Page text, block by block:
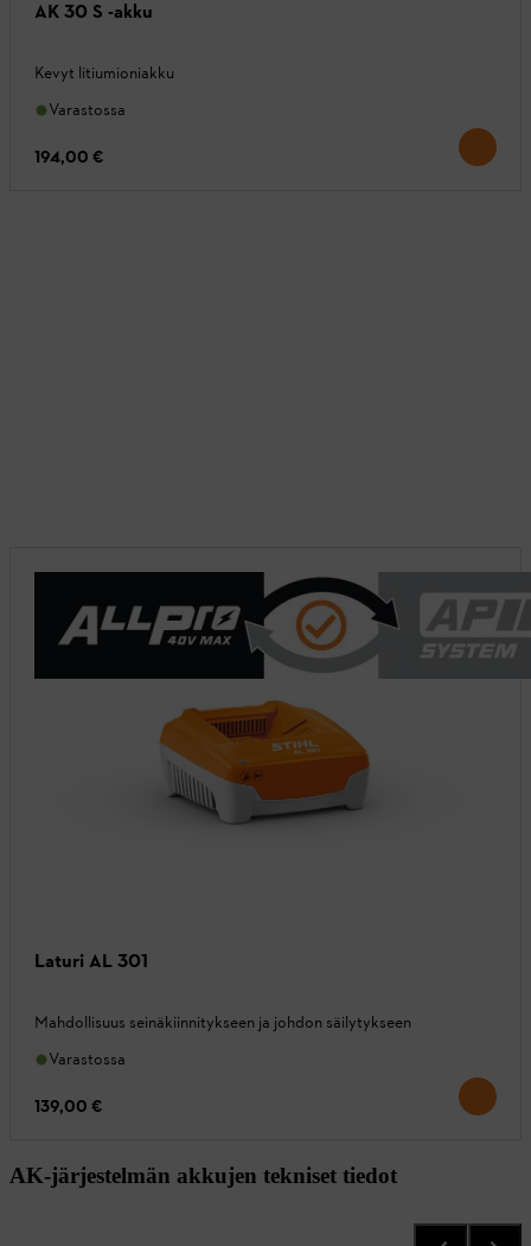
AK 30 S -akku
Kevyt litiumioniakku
Varastossa
194,00 €
Laturi AL 301
Mahdollisuus seinäkiinnitykseen ja johdon säilytykseen
Varastossa
139,00 €
AK-järjestelmän akkujen tekniset tiedot